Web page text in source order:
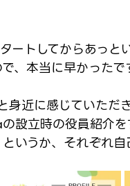
ートしてからあっと
、本当に早かったで
近に感じていただ
設立時の役員紹介を
というか、それぞれ